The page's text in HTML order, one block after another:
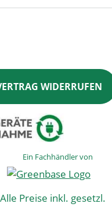
WIDERRUFEN
Ein Fachhändler von
Preise inkl. gesetzl.